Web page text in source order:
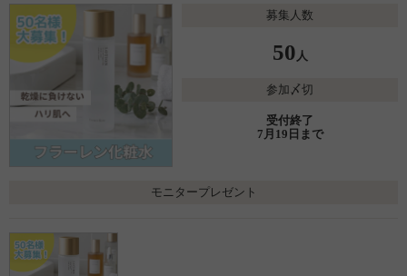
募集人数
50 人
参加〆切
受付終了
7月19日まで
モニタープレゼント